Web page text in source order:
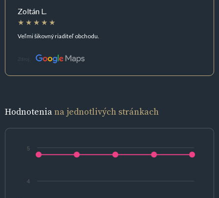
Zoltán L.
Veľmi šikovný riaditeľ obchodu.
Zdroj:
Hodnoteniana jednotlivých stránkach
4
5